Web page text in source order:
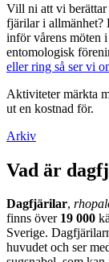
Vill ni att vi
fjärilar i allmänhet?
inför vårens möten
entomologisk
eller ring så ser vi
Aktiviteter märkta
ut en kostnad för.
Arkiv
Vad är
Dagfjärilar,
finns över 19 000
Sverige.
huvudet och ser